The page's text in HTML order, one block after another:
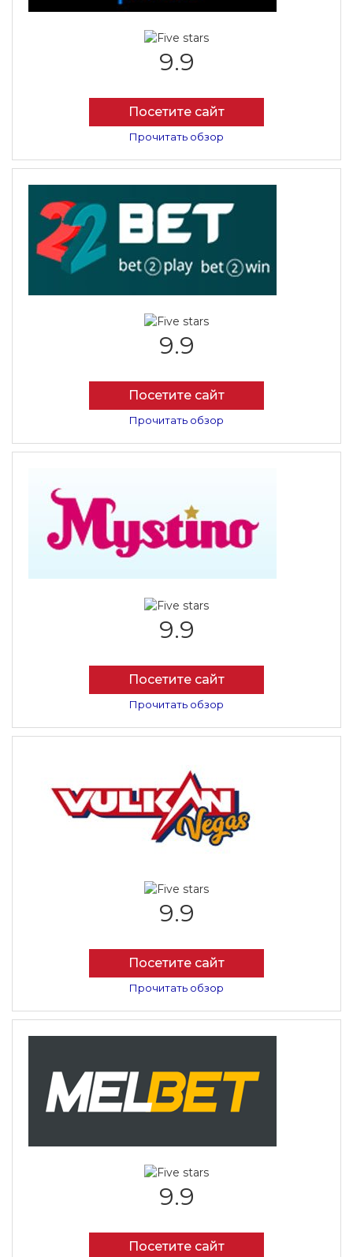
9.9
Посетите сайт
Прочитать обзор
9.9
Посетите сайт
Прочитать обзор
9.9
Посетите сайт
Прочитать обзор
9.9
Посетите сайт
Прочитать обзор
9.9
Посетите сайт